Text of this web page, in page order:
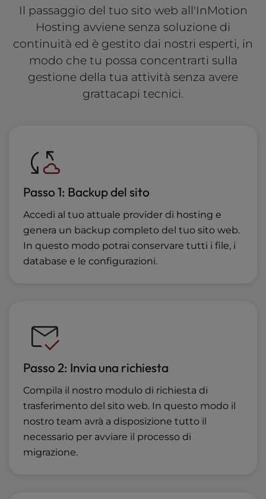
Il passaggio del tuo sito web all'InMotion
Hosting avviene senza soluzione di
continuità ed è gestito dai nostri esperti, in
modo che tu possa concentrarti sulla
gestione della tua attività senza avere
grattacapi tecnici.
Passo 1: Backup del sito
Accedi al tuo attuale provider di hosting e
genera un backup completo del tuo sito web.
In questo modo potrai conservare tutti i file, i
database e le configurazioni.
Passo 2: Invia una richiesta
Compila il nostro modulo di richiesta di
trasferimento del sito web. In questo modo il
nostro team avrà a disposizione tutto il
necessario per avviare il processo di
migrazione.